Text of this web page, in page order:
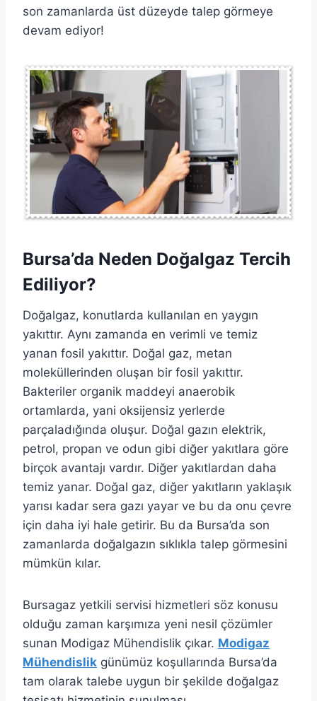
son zamanlarda üst düzeyde talep görmeye
devam ediyor!
Bursa’da Neden Doğalgaz Tercih
Ediliyor?
Doğalgaz, konutlarda kullanılan en yaygın
yakıttır. Aynı zamanda en verimli ve temiz
yanan fosil yakıttır. Doğal gaz, metan
moleküllerinden oluşan bir fosil yakıttır.
Bakteriler organik maddeyi anaerobik
ortamlarda, yani oksijensiz yerlerde
parçaladığında oluşur. Doğal gazın elektrik,
petrol, propan ve odun gibi diğer yakıtlara göre
birçok avantajı vardır. Diğer yakıtlardan daha
temiz yanar. Doğal gaz, diğer yakıtların yaklaşık
yarısı kadar sera gazı yayar ve bu da onu çevre
için daha iyi hale getirir. Bu da Bursa’da son
zamanlarda doğalgazın sıklıkla talep görmesini
mümkün kılar.
Bursagaz yetkili servisi hizmetleri söz konusu
olduğu zaman karşımıza yeni nesil çözümler
sunan Modigaz Mühendislik çıkar. Modigaz
Mühendislik günümüz koşullarında Bursa’da
tam olarak talebe uygun bir şekilde doğalgaz